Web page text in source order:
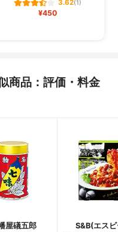
3.62(1)
¥450
商品：評価・料金
屋礒五郎
S&B(エス